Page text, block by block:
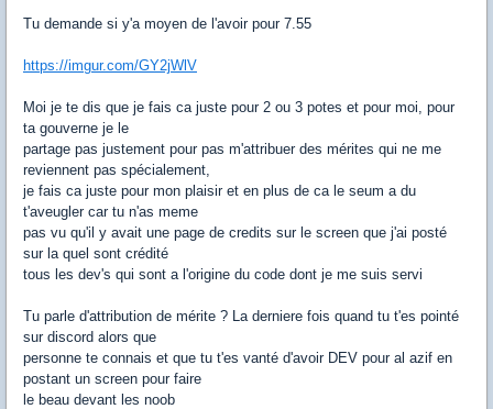
Tu demande si y'a moyen de l'avoir pour 7.55
https://imgur.com/GY2jWlV
Moi je te dis que je fais ca juste pour 2 ou 3 potes et pour moi, pour
ta gouverne je le
partage pas justement pour pas m'attribuer des mérites qui ne me
reviennent pas spécialement,
je fais ca juste pour mon plaisir et en plus de ca le seum a du
t'aveugler car tu n'as meme
pas vu qu'il y avait une page de credits sur le screen que j'ai posté
sur la quel sont crédité
tous les dev's qui sont a l'origine du code dont je me suis servi
Tu parle d'attribution de mérite ? La derniere fois quand tu t'es pointé
sur discord alors que
personne te connais et que tu t'es vanté d'avoir DEV pour al azif en
postant un screen pour faire
le beau devant les noob